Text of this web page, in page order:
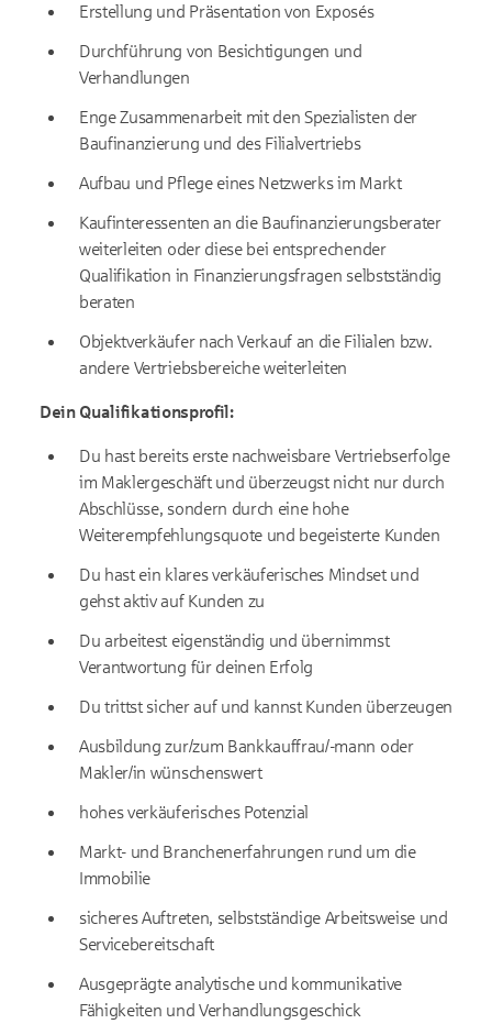
Erstellung und Präsentation von Exposés
Durchführung von Besichtigungen und
Verhandlungen
Enge Zusammenarbeit mit den Spezialisten der
Baufinanzierung und des Filialvertriebs
Aufbau und Pflege eines Netzwerks im Markt
Kaufinteressenten an die Baufinanzierungsberater
weiterleiten oder diese bei entsprechender
Qualifikation in Finanzierungsfragen selbstständig
beraten
Objektverkäufer nach Verkauf an die Filialen bzw.
andere Vertriebsbereiche weiterleiten
Dein Qualifikationsprofil:
Du hast bereits erste nachweisbare Vertriebserfolge
im Maklergeschäft und überzeugst nicht nur durch
Abschlüsse, sondern durch eine hohe
Weiterempfehlungsquote und begeisterte Kunden
Du hast ein klares verkäuferisches Mindset und
gehst aktiv auf Kunden zu
Du arbeitest eigenständig und übernimmst
Verantwortung für deinen Erfolg
Du trittst sicher auf und kannst Kunden überzeugen
Ausbildung zur/zum Bankkauffrau/-mann oder
Makler/in wünschenswert
hohes verkäuferisches Potenzial
Markt- und Branchenerfahrungen rund um die
Immobilie
sicheres Auftreten, selbstständige Arbeitsweise und
Servicebereitschaft
Ausgeprägte analytische und kommunikative
Fähigkeiten und Verhandlungsgeschick